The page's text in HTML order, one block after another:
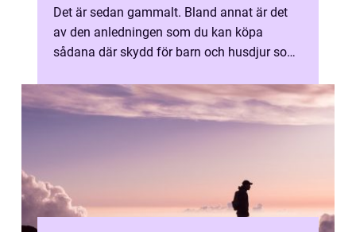
Det är sedan gammalt. Bland annat är det
av den anledningen som du kan köpa
sådana där skydd för barn och husdjur som